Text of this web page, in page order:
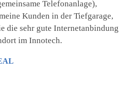
Telefonanlage),
Kunden in der Tiefgarage,
die sehr gute Internetanbindung
im Innotech.